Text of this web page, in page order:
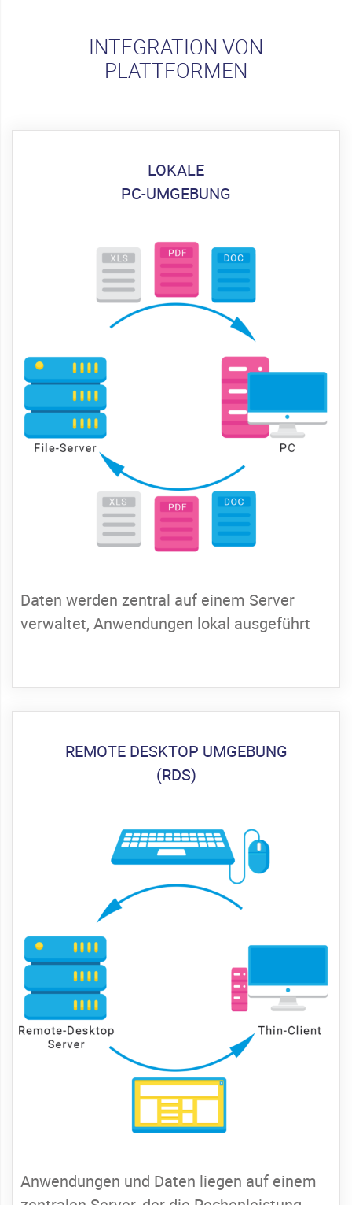
INTEGRATION VON
PLATTFORMEN
LOKALE
PC-UMGEBUNG
Daten werden zentral auf einem Server
verwaltet, Anwendungen lokal ausgeführt
REMOTE DESKTOP UMGEBUNG
(RDS)
Anwendungen und Daten liegen auf einem